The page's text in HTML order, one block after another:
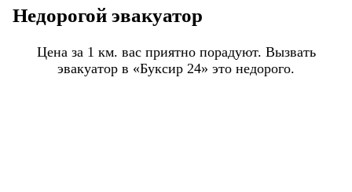
Недорогой эвакуатор
Цена за 1 км. вас приятно порадуют. Вызвать
эвакуатор в «Буксир 24» это недорого.